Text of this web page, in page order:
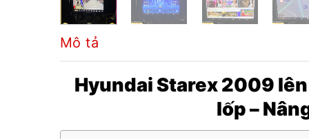
Mô tả
Hyundai Starex 2009
lốp –